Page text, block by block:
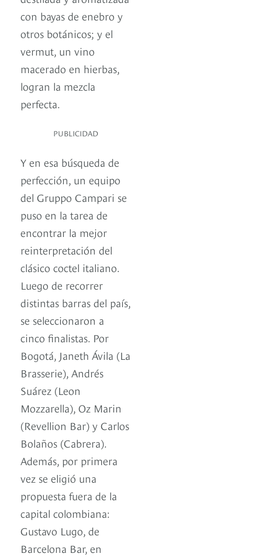
con bayas de enebro y
otros botánicos; y el
vermut, un vino
macerado en hierbas,
logran la mezcla
perfecta.
PUBLICIDAD
Y en esa búsqueda de
perfección, un equipo
del Gruppo Campari se
puso en la tarea de
encontrar la mejor
reinterpretación del
clásico coctel italiano.
Luego de recorrer
distintas barras del país,
se seleccionaron a
cinco finalistas. Por
Bogotá, Janeth Ávila (La
Brasserie), Andrés
Suárez (Leon
Mozzarella), Oz Marin
(Revellion Bar) y Carlos
Bolaños (Cabrera).
Además, por primera
vez se eligió una
propuesta fuera de la
capital colombiana:
Gustavo Lugo, de
Barcelona Bar, en